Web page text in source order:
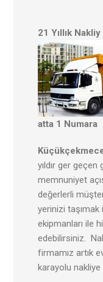
21 Yıllık Nakliy
atta 1 Numara
yıldır ger geçen
memnuniyet
değerlerli
yerinizi
ekipmanları ile
edebilirsiniz.
firmamız artık
karayolu nakliye